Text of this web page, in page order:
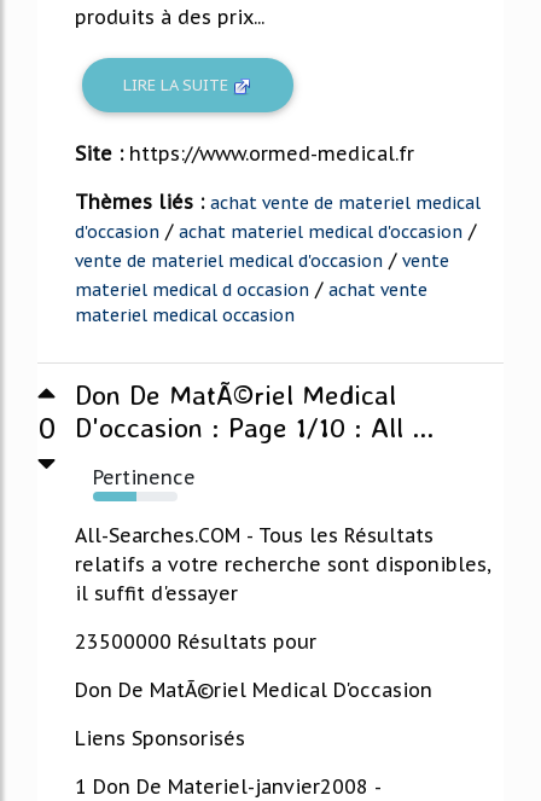
produits à des prix...
LIRE LA SUITE
Site : https://www.ormed-medical.fr
Thèmes liés : achat vente de materiel medical
d'occasion / achat materiel medical d'occasion /
vente de materiel medical d'occasion / vente
materiel medical d occasion / achat vente
materiel medical occasion
0
Don De MatÃ©riel Medical
D'occasion : Page 1/10 : All ...
Pertinence
51%
All-Searches.COM - Tous les Résultats
relatifs a votre recherche sont disponibles,
il suffit d'essayer
23500000 Résultats pour
Don De MatÃ©riel Medical D'occasion
Liens Sponsorisés
1 Don De Materiel-janvier2008 -